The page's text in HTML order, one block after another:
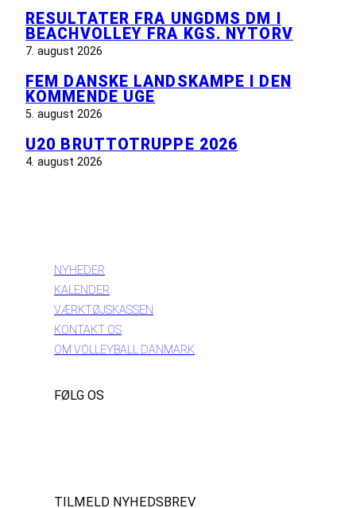
RESULTATER FRA UNGDMS DM I
BEACHVOLLEY FRA KGS. NYTORV
7. august 2026
FEM DANSKE LANDSKAMPE I DEN
KOMMENDE UGE
5. august 2026
U20 BRUTTOTRUPPE 2026
4. august 2026
NYHEDER
KALENDER
VÆRKTØJSKASSEN
KONTAKT OS
OM VOLLEYBALL DANMARK
FØLG OS
TILMELD NYHEDSBREV